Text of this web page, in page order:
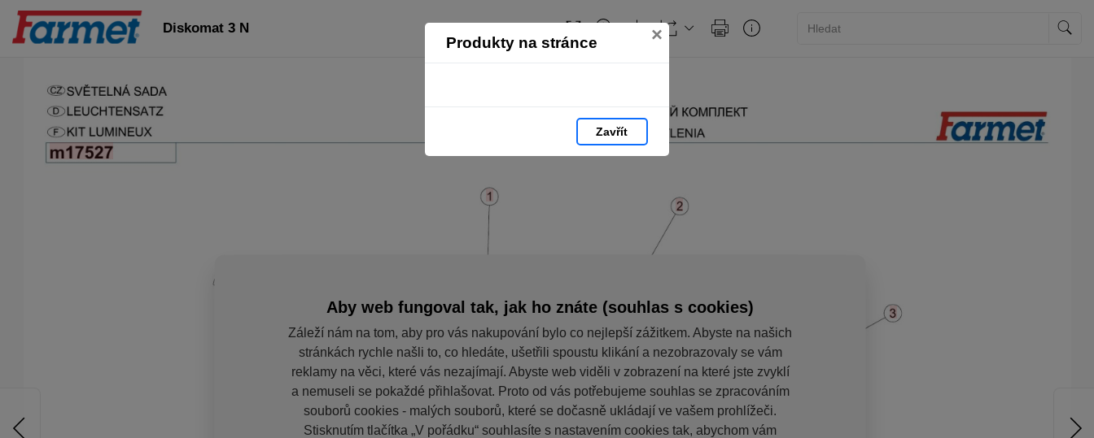
Produkty na stránce ×
Zavřít
Diskomat 3 N
Aby web fungoval tak, jak ho znáte (souhlas s cookies)
Záleží nám na tom, aby pro vás nakupování bylo co nejlepší zážitkem. Abyste na našich
stránkách rychle našli to, co hledáte, ušetřili spoustu klikání a nezobrazovaly se vám
reklamy na věci, které vás nezajímají. Abyste web viděli v zobrazení na které jste zvyklí
a nemuseli se pokaždé přihlašovat. Proto od vás potřebujeme souhlas se zpracováním
souborů cookies - malých souborů, které se dočasně ukládají ve vašem prohlížeči.
Stisknutím tlačítka „V pořádku“ souhlasíte s nastavením cookies tak, abychom vám